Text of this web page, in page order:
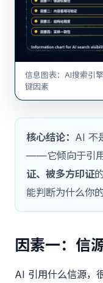
信息图表：AI搜索引
键因素
核心结论： AI 不
——它倾向于引
证、被多方印证
能判断为什么你
因素一：信
AI 引用什么信源，